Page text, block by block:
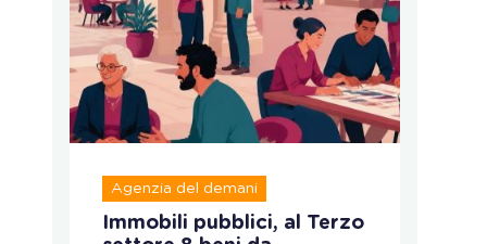
Agenzia del demani
Immobili pubblici, al Terzo